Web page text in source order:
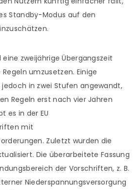
Standby-Modus auf den
eine zweijährige Übergangszeit
umzusetzen. Einige
in zwei Stufen angewandt,
Regeln erst nach vier Jahren
es in der EU
mit
Zuletzt wurden die
Die überarbeitete Fassung
der Vorschriften, z. B.
Niederspannungsversorgung